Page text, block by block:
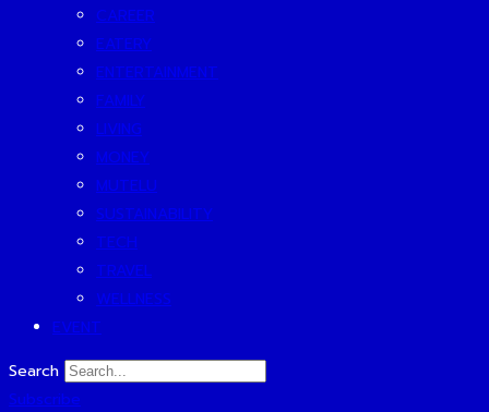
CAREER
EATERY
ENTERTAINMENT
FAMILY
LIVING
MONEY
MUTELU
SUSTAINABILITY
TECH
TRAVEL
WELLNESS
EVENT
Search
Subscribe